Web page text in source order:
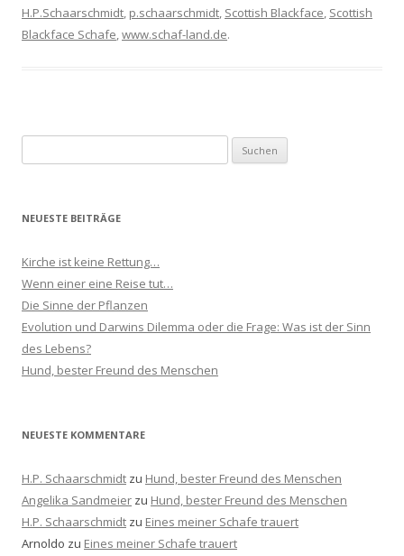
H.P.Schaarschmidt, p.schaarschmidt, Scottish Blackface, Scottish
Blackface Schafe,www.schaf-land.de.
u
h
n
n
a
c
h
:
NEUESTE BEITRÄGE
Kirche ist keine Rettung…
Wenn einer eine Reise tut…
Die Sinne der Pflanzen
Evolution und Darwins Dilemma oder die Frage: Was ist der Sinn
des Lebens?
Hund, bester Freund des Menschen
NEUESTE KOMMENTARE
H.P. Schaarschmidt zu Hund, bester Freund des Menschen
Angelika Sandmeier zu Hund, bester Freund des Menschen
H.P. Schaarschmidt zu Eines meiner Schafe trauert
Arnoldo zu Eines meiner Schafe trauert